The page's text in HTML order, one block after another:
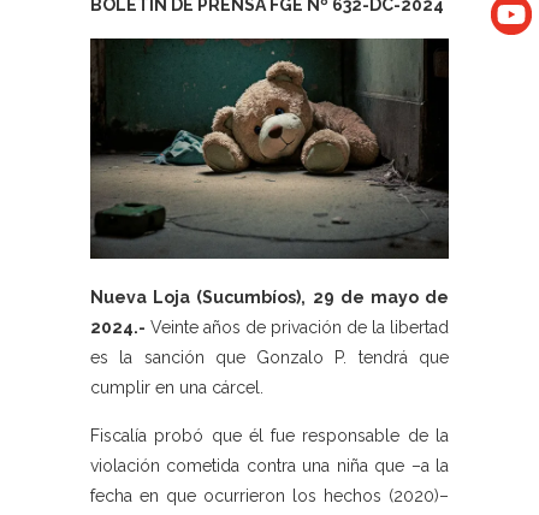
BOLETÍN DE PRENSA FGE Nº 632-DC-2024
Nueva Loja (Sucumbíos), 29 de mayo de
2024.- Veinte años de privación de la libertad
es la sanción que Gonzalo P. tendrá que
cumplir en una cárcel.
Fiscalía probó que él fue responsable de la
violación cometida contra una niña que –a la
fecha en que ocurrieron los hechos (2020)–